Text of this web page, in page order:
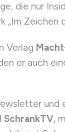
die nur
„Im Zeichen
Verlag
er auch
und
SchrankTV,